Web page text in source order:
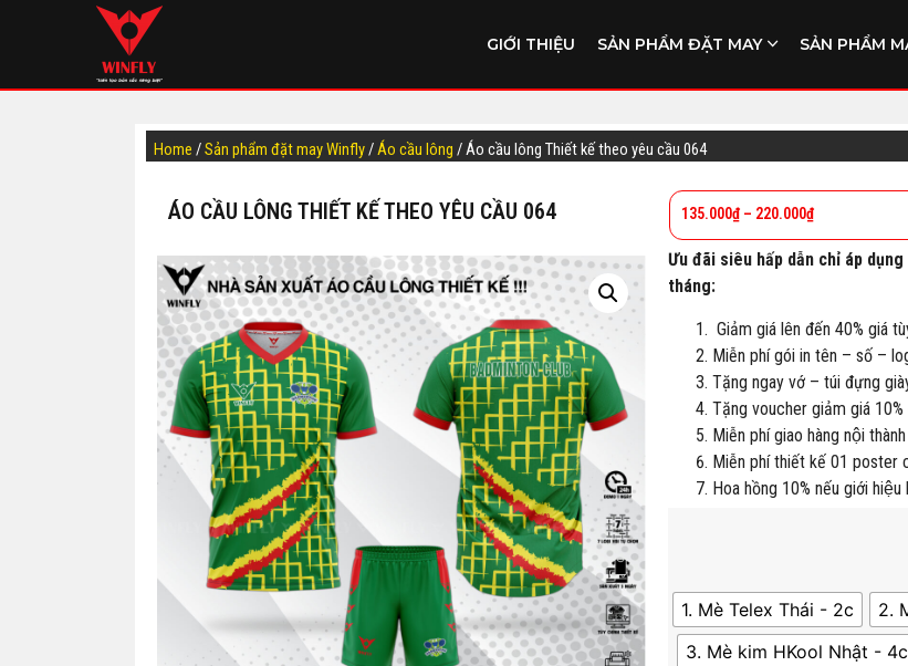
GIỚI THIỆU SẢN PHẨM ĐẶT MAY SẢN PHẨM
Home /Sản phẩm đặt may Winfly/Áo cầu lông / Áo cầu lông Thiết kế theo yêu cầu 064
ÁO CẦU LÔNG THIẾT KẾ THEO YÊU CẦU 064 135.000₫– 220.000₫
Ưu đãi siêu hấp dẫn chỉ áp
tháng:
Giảm giá lên đến 40% giá
Miễn phí gói in tên – số –
Tặng ngay vớ – túi đựng
Tặng voucher giảm giá
Miễn phí giao hàng nội
Miễn phí thiết kế 01 poster
Hoa hồng 10% nếu giới
1. Mè Telex Thái - 2c
2.
3. Mè kim HKool Nhật - 4c